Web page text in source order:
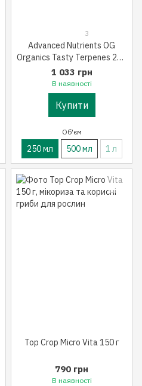
3
Advanced Nutrients OG
Organics Tasty Terpenes 250
мл
1 033 грн
В наявності
Купити
Об'єм
250 мл 500 мл 1 л
Top Crop Micro Vita 150 г
790 грн
В наявності